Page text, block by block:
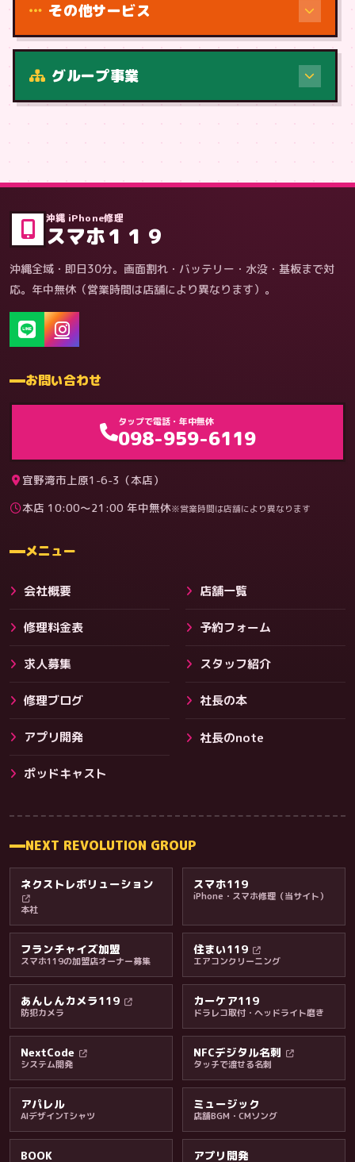
その他サービス
料金・保証・ご案内
症状・内容から
料金
その他サービス
グループ事業
沖縄 iPhone修理
スマホ１１９
沖縄全域・即日30分。画面割れ・バッテリー・水没・基板まで対
応。年中無休（営業時間は店舗により異なります）。
お問い合わせ
タップで電話・年中無休
098-959-6119
宜野湾市上原1-6-3（本店）
本店 10:00〜21:00 年中無休※営業時間は店舗により異なります
メニュー
会社概要 店舗一覧
修理料金表 予約フォーム
求人募集 スタッフ紹介
修理ブログ 社長の本
アプリ開発 社長のnote
ポッドキャスト
NEXT REVOLUTION GROUP
ネクストレボリューション
本社
スマホ119
iPhone・スマホ修理（当サイト）
フランチャイズ加盟
スマホ119の加盟店オーナー募集
住まい119
エアコンクリーニング
あんしんカメラ119
防犯カメラ
カーケア119
ドラレコ取付・ヘッドライト磨き
NextCode
システム開発
NFCデジタル名刺
タッチで渡せる名刺
アパレル
AIデザインTシャツ
ミュージック
店舗BGM・CMソング
BOOK アプリ開発